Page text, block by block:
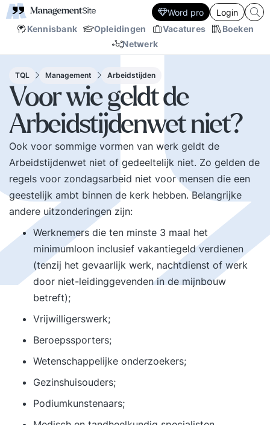
Kennisbank Opleidingen Vacatures
Boeken
Netwerk
Word pro Login
TQL Management Arbeidstijden
Voor wie geldt de
Arbeidstijdenwet niet?
Ook voor sommige vormen van werk geldt de
Arbeidstijdenwet niet of gedeeltelijk niet. Zo gelden de
regels voor zondagsarbeid niet voor mensen die een
geestelijk ambt binnen de kerk hebben. Belangrijke
andere uitzonderingen zijn:
Werknemers die ten minste 3 maal het
minimumloon inclusief vakantiegeld verdienen
(tenzij het gevaarlijk werk, nachtdienst of werk
door niet-leidinggevenden in de mijnbouw
betreft);
Vrijwilligerswerk;
Beroepssporters;
Wetenschappelijke onderzoekers;
Gezinshuisouders;
Podiumkunstenaars;